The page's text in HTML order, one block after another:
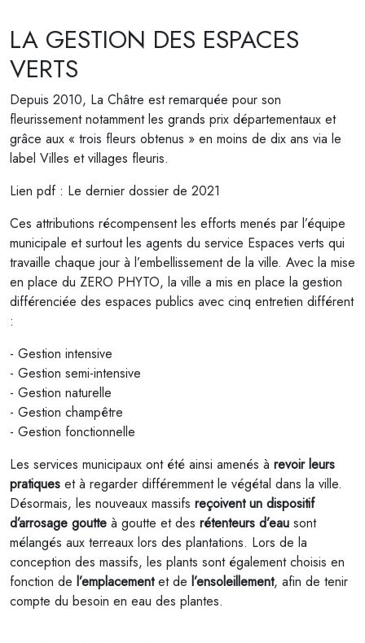
LA GESTION DES ESPACES
VERTS
Depuis 2010, La Châtre est remarquée pour son
fleurissement notamment les grands prix départementaux et
grâce aux « trois fleurs obtenus » en moins de dix ans via le
label Villes et villages fleuris.
Lien pdf : Le dernier dossier de 2021
Ces attributions récompensent les efforts menés par l’équipe
municipale et surtout les agents du service Espaces verts qui
travaille chaque jour à l’embellissement de la ville. Avec la mise
en place du ZERO PHYTO, la ville a mis en place la gestion
différenciée des espaces publics avec cinq entretien différent
:
- Gestion intensive
- Gestion semi-intensive
- Gestion naturelle
- Gestion champêtre
- Gestion fonctionnelle
Les services municipaux ont été ainsi amenés à revoir leurs
pratiques et à regarder différemment le végétal dans la ville.
Désormais, les nouveaux massifs reçoivent un dispositif
d’arrosage goutte à goutte et des rétenteurs d’eau sont
mélangés aux terreaux lors des plantations. Lors de la
conception des massifs, les plants sont également choisis en
fonction de l’emplacementet de l’ensoleillement, afin de tenir
compte du besoin en eau des plantes.